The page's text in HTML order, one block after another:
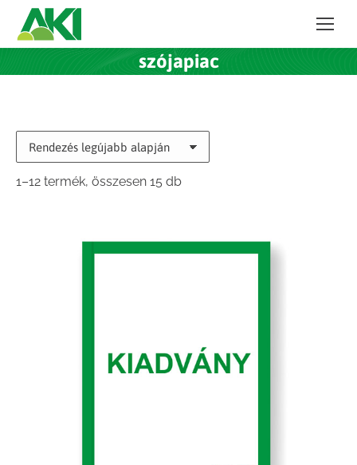
szójapiac
1–12 termék, összesen 15 dbSorted